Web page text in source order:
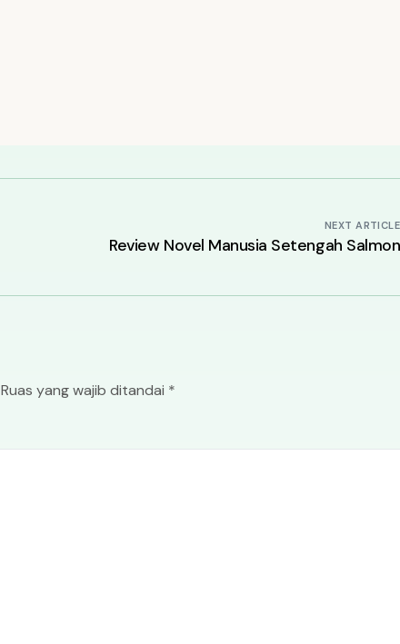
NEXT ARTICLE
Review Novel Manusia Setengah Salmon
Ruas yang wajib ditandai *